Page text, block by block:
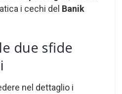
i cechi del Banik
due sfide
nel dettaglio i